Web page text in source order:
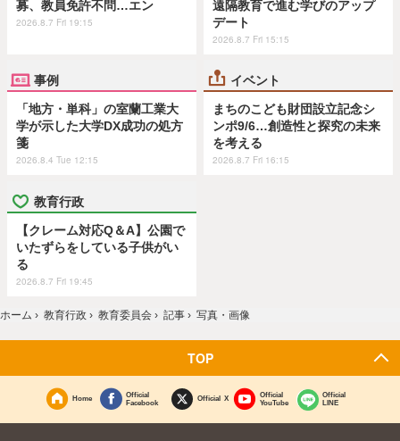
募、教員免許不問…エン
2026.8.7 Fri 19:15
遠隔教育で進む学びのアップ
デート
2026.8.7 Fri 15:15
事例
「地方・単科」の室蘭工業大
学が示した大学DX成功の処方
箋
2026.8.4 Tue 12:15
イベント
まちのこども財団設立記念シ
ンポ9/6…創造性と探究の未来
を考える
2026.8.7 Fri 16:15
教育行政
【クレーム対応Q＆A】公園で
いたずらをしている子供がい
る
2026.8.7 Fri 19:45
ホーム › 教育行政 › 教育委員会 › 記事 › 写真・画像
TOP
Home
Official
Facebook
Official X
Official
YouTube
Official
LINE